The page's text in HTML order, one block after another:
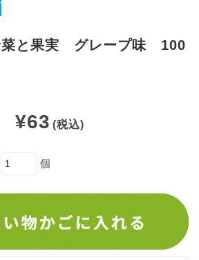
と果実 グレープ味 100
¥63 (税込)
個